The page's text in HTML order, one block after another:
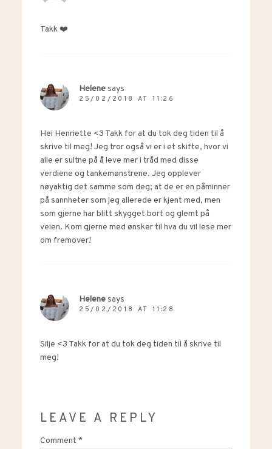
Takk ❤️
Helene says
25/02/2018 AT 11:26
Hei Henriette <3 Takk for at du tok deg tiden til å
skrive til meg! Jeg tror også vi er i et skifte, hvor vi
alle er sultne på å leve mer i tråd med disse
verdiene og tankemønstrene. Jeg opplever
nøyaktig det samme som deg; at de er en påminner
på sannheter som jeg allerede er kjent med, men
som gjerne har blitt skygget bort og glemt på
veien. Kom gjerne med ønsker til hva du vil lese mer
om fremover!
Helene says
25/02/2018 AT 11:28
Silje <3 Takk for at du tok deg tiden til å skrive til
meg!
LEAVE A REPLY
Comment *